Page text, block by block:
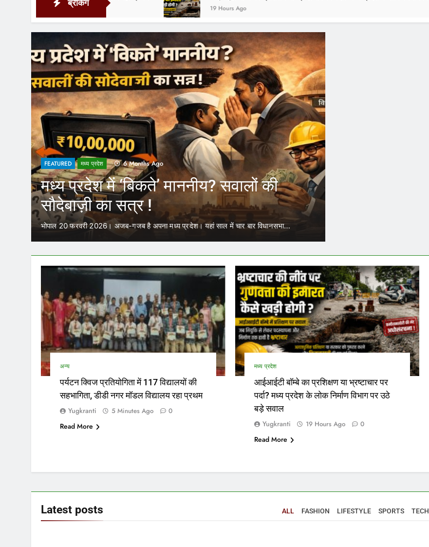
ब्रेकिंग
19 Hours Ago
सवालों की
साल में चार बार विधानसभा…
FEATURED 1 Year Ago
CM Yogi के फैसले से आउटसोर्स
कर्मचारियों को होगा फायदा, अब अपने जिले
में कर सकेंगे काम
परिवहन निगम में कार्यरत आउटसोर्स कर्मचारियों के जरिए नियुक्त परिचालकों का भी ट्रांसफर हो सकेगा।…
अन्य
पर्यटन क्विज प्रतियोगिता में 117 विद्यालयों की
सहभागिता, डीडी नगर मॉडल विद्यालय रहा प्रथम
Yugkranti 5 Minutes Ago 0
Read More
मध्य प्रदेश
आईआईटी बॉम्बे का प्रशिक्षण या भ्रष्टाचार पर
पर्दा? मध्य प्रदेश के लोक निर्माण विभाग पर उठे
बड़े सवाल
Yugkranti 19 Hours Ago 0
Read More
Latest posts ALL FASHION LIFESTYLE SPORTS TECH